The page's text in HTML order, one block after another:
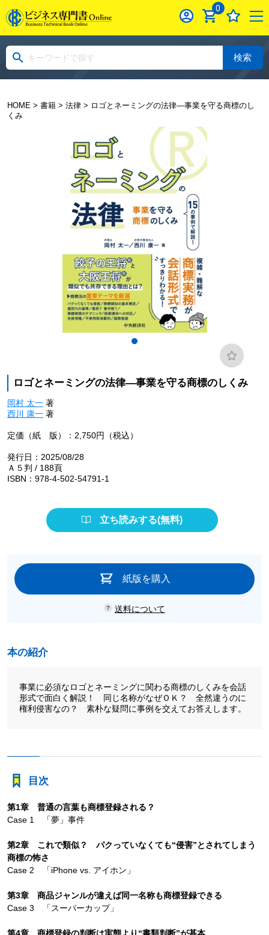
0
検索
HOME> 書籍> 法律> ロゴとネーミングの法律―事業を守る商標のし
くみ
ロゴとネーミングの法律―事業を守る商標のしくみ
岡村 太一著
西川 康一著
定価（紙 版）：2,750円（税込）
発行日：2025/08/28
Ａ５判 / 188頁
ISBN：978-4-502-54791-1
立ち読みする(無料)
紙版を購入
送料について
本の紹介
事業に必須なロゴとネーミングに関わる商標のしくみを会話
形式で面白く解説！ 同じ名称がなぜＯＫ？ 全然違うのに
権利侵害なの？ 素朴な疑問に事例を交えてお答えします。
目次
第1章 普通の言葉も商標登録される？
Case 1 「夢」事件
第2章 これで類似？ パクっていなくても“侵害”とされてしまう
商標の怖さ
Case 2 「iPhone vs. アイホン」
第3章 商品ジャンルが違えば同一名称も商標登録できる
Case 3 「スーパーカップ」